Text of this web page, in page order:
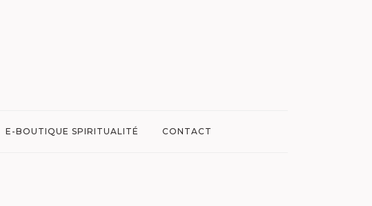
E-BOUTIQUE SPIRITUALITÉ CONTACT